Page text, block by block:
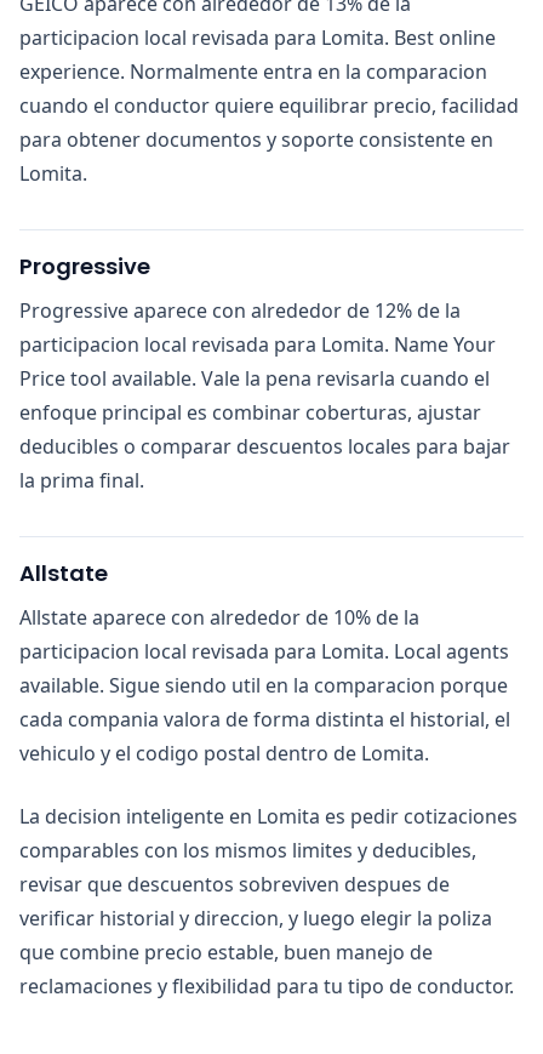
participacion local revisada para Lomita. Best online
experience. Normalmente entra en la comparacion
cuando el conductor quiere equilibrar precio, facilidad
para obtener documentos y soporte consistente en
Lomita.
Progressive
Progressive aparece con alrededor de 12% de la
participacion local revisada para Lomita. Name Your
Price tool available. Vale la pena revisarla cuando el
enfoque principal es combinar coberturas, ajustar
deducibles o comparar descuentos locales para bajar
la prima final.
Allstate
Allstate aparece con alrededor de 10% de la
participacion local revisada para Lomita. Local agents
available. Sigue siendo util en la comparacion porque
cada compania valora de forma distinta el historial, el
vehiculo y el codigo postal dentro de Lomita.
La decision inteligente en Lomita es pedir cotizaciones
comparables con los mismos limites y deducibles,
revisar que descuentos sobreviven despues de
verificar historial y direccion, y luego elegir la poliza
que combine precio estable, buen manejo de
reclamaciones y flexibilidad para tu tipo de conductor.